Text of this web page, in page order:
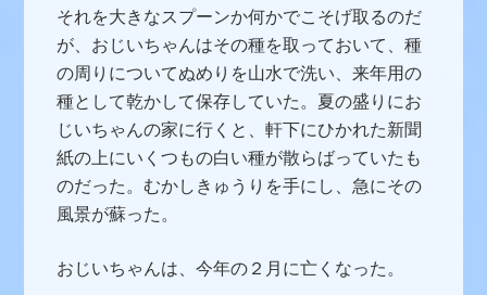
それを大きなスプーンか何かでこそげ取るのだ
が、おじいちゃんはその種を取っておいて、種
の周りについてぬめりを山水で洗い、来年用の
種として乾かして保存していた。夏の盛りにお
じいちゃんの家に行くと、軒下にひかれた新聞
紙の上にいくつもの白い種が散らばっていたも
のだった。 むかしきゅうりを手にし、急にその
風景が蘇った。
おじいちゃんは、今年の２月に亡くなった。